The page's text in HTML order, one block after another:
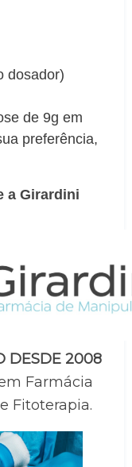
dosador)
de 9g em
preferência,
a Girardini
DESDE 2008
Farmácia
Fitoterapia.